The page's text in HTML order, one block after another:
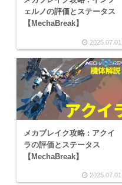
ェルノの評価とステータス
【MechaBreak】
2025.07.01
メカブレイク攻略 : アクイ
ラの評価とステータス
【MechaBreak】
2025.07.01